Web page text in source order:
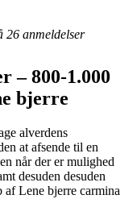
26 anmeldelser
– 800-1.000
bjerre
alverdens
at afsende til en
når der er mulighed
desuden desuden
Lene bjerre carmina